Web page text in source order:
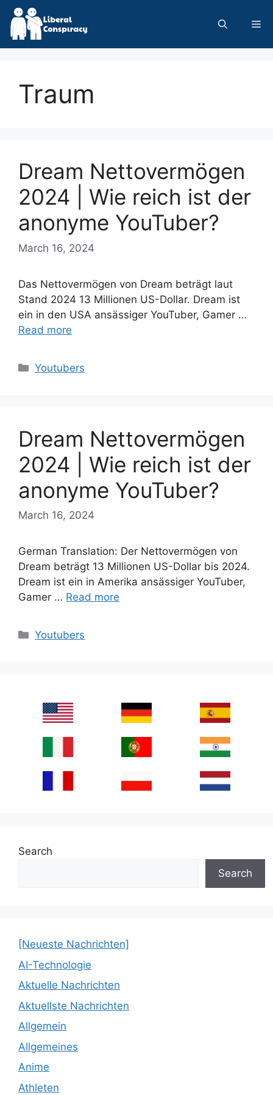
Skip
content
Traum
Dream Nettovermögen
2024 | Wie reich ist der
anonyme YouTuber?
March 16, 2024
Das Nettovermögen von Dream beträgt laut
Stand 2024 13 Millionen US-Dollar. Dream ist
ein in den USA ansässiger YouTuber, Gamer …
Read more
Categories
Youtubers
Dream Nettovermögen
2024 | Wie reich ist der
anonyme YouTuber?
March 16, 2024
German Translation: Der Nettovermögen von
Dream beträgt 13 Millionen US-Dollar bis 2024.
Dream ist ein in Amerika ansässiger YouTuber,
Gamer … Read more
Categories
Youtubers
Search
Search
[Neueste Nachrichten]
AI-Technologie
Aktuelle Nachrichten
Aktuellste Nachrichten
Allgemein
Allgemeines
Anime
Athleten